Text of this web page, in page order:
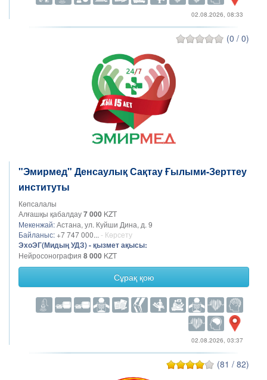
02.08.2026, 08:33
(0 / 0)
"Эмирмед" Денсаулық Сақтау Ғылыми-Зерттеу
институты
Көпсалалы
Алғашқы қабалдау7 000 KZT
Мекенжай:Астана, ул. Куйши Дина, д. 9
Байланыс: +7 747 000... - Көрсету
ЭхоЭГ(Мидың УДЗ) - қызмет ақысы:
Нейросонография 8 000 KZT
Сұрақ қою
02.08.2026, 03:37
(81 / 82)